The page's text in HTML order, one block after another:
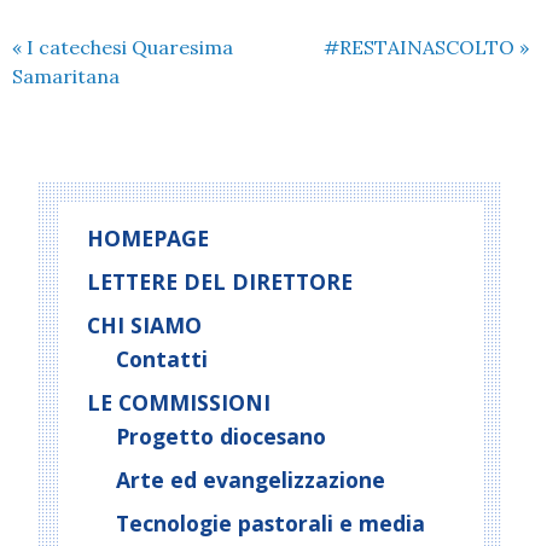
« I catechesi Quaresima
Samaritana
#RESTAINASCOLTO »
HOMEPAGE
LETTERE DEL DIRETTORE
CHI SIAMO
Contatti
LE COMMISSIONI
Progetto diocesano
Arte ed evangelizzazione
Tecnologie pastorali e media